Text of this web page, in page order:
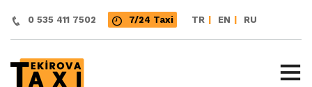
0 535 411 7502 7/24 Taxi TR | EN | RU